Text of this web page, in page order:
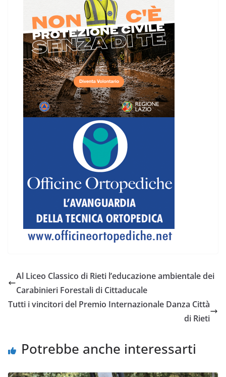
Al Liceo Classico di Rieti l’educazione ambientale dei
Carabinieri Forestali di Cittaducale
Tutti i vincitori del Premio Internazionale Danza Città
di Rieti
Potrebbe anche interessarti